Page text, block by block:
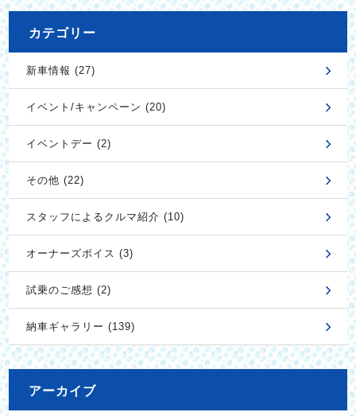
カテゴリー
新車情報 (27)
イベント/キャンペーン (20)
イベントデー (2)
その他 (22)
スタッフによるクルマ紹介 (10)
オーナーズボイス (3)
試乗のご感想 (2)
納車ギャラリー (139)
アーカイブ